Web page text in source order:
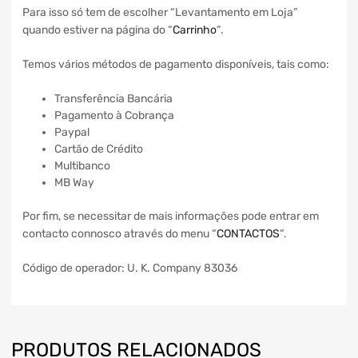
Para isso só tem de escolher “Levantamento em Loja”
quando estiver na página do “Carrinho“.
Temos vários métodos de pagamento disponíveis, tais como:
Transferência Bancária
Pagamento à Cobrança
Paypal
Cartão de Crédito
Multibanco
MB Way
Por fim, se necessitar de mais informações pode entrar em
contacto connosco através do menu “CONTACTOS“.
Código de operador: U. K. Company 83036
PRODUTOS RELACIONADOS